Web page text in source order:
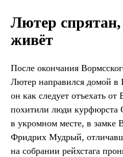
Лютер спрятан,
живёт
После окончания
Лютер направился домой в
он как следует отъехать от
похитили люди курфюрста
в укромном месте, в замке
Фридрих Мудрый,
на собрании рейхстага